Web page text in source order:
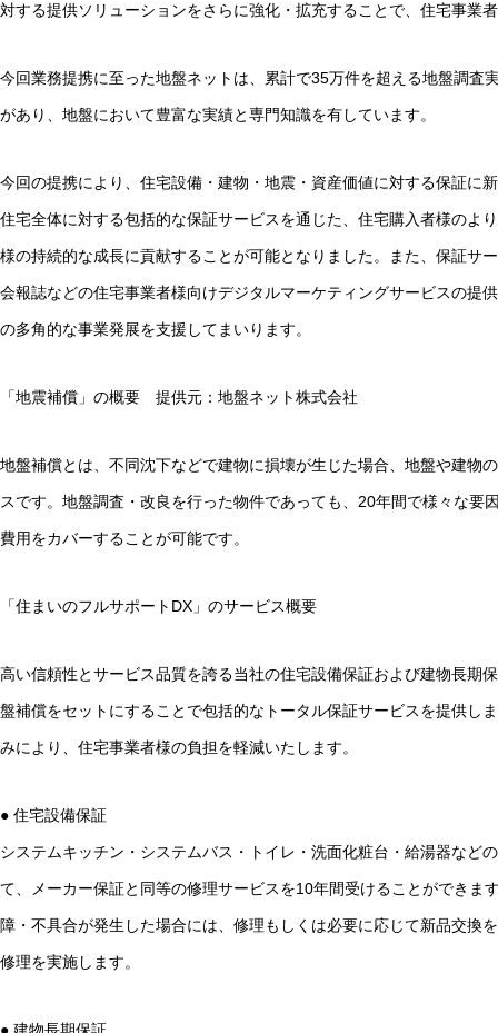
対する提供ソリューションをさらに強化・拡充することで、住宅事業
今回業務提携に至った地盤ネットは、累計で35万件を超える地盤調査
があり、地盤において豊富な実績と専門知識を有しています。
今回の提携により、住宅設備・建物・地震・資産価値に対する保証に
住宅全体に対する包括的な保証サービスを通じた、住宅購入者様のよ
様の持続的な成長に貢献することが可能となりました。また、保証サ
会報誌などの住宅事業者様向けデジタルマーケティングサービスの提
の多角的な事業発展を支援してまいります。
「地震補償」の概要 提供元：地盤ネット株式会社
地盤補償とは、不同沈下などで建物に損壊が生じた場合、地盤や建物
スです。地盤調査・改良を行った物件であっても、20年間で様々な要
費用をカバーすることが可能です。
「住まいのフルサポートDX」のサービス概要
高い信頼性とサービス品質を誇る当社の住宅設備保証および建物長期
盤補償をセットにすることで包括的なトータル保証サービスを提供し
みにより、住宅事業者様の負担を軽減いたします。
● 住宅設備保証
システムキッチン・システムバス・トイレ・洗面化粧台・給湯器など
て、メーカー保証と同等の修理サービスを10年間受けることができま
障・不具合が発生した場合には、修理もしくは必要に応じて新品交換
修理を実施します。